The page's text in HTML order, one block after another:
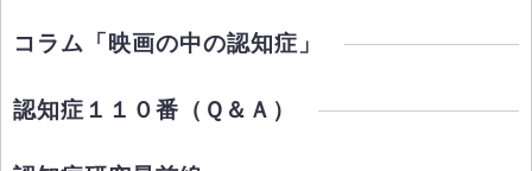
コラム「映画の中の認知症」
認知症１１０番（Ｑ＆Ａ）